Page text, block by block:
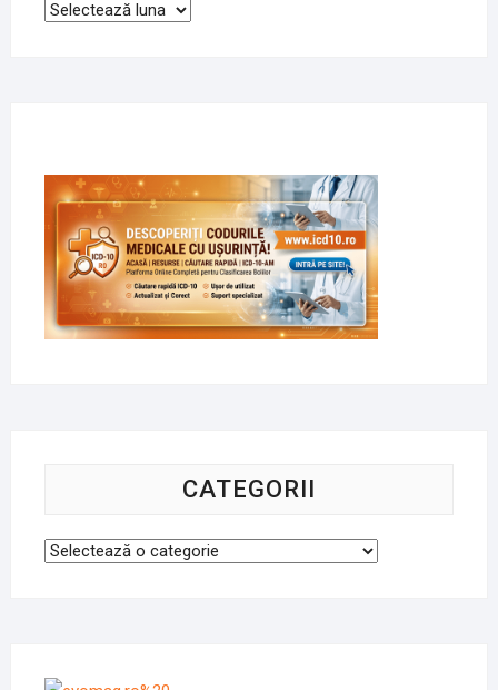
Arhive
CATEGORII
Categorii